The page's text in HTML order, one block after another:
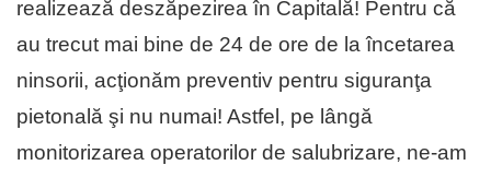
realizează deszăpezirea în Capitală! Pentru că
au trecut mai bine de 24 de ore de la încetarea
ninsorii, acţionăm preventiv pentru siguranţa
pietonală şi nu numai! Astfel, pe lângă
monitorizarea operatorilor de salubrizare, ne-am